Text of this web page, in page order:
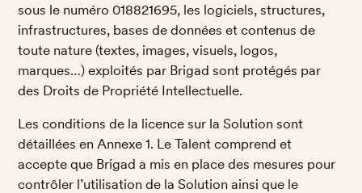
sous le numéro 018821695, les logiciels, structures,
infrastructures, bases de données et contenus de
toute nature (textes, images, visuels, logos,
marques…) exploités par Brigad sont protégés par
des Droits de Propriété Intellectuelle.
Les conditions de la licence sur la Solution sont
détaillées en Annexe 1. Le Talent comprend et
accepte que Brigad a mis en place des mesures pour
contrôler l’utilisation de la Solution ainsi que le